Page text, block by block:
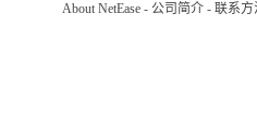
About NetEase - 公司简介 - 联系方